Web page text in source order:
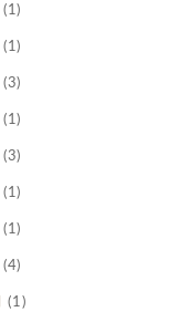
(1)
(1)
(3)
(1)
(3)
(1)
(1)
(4)
(1)